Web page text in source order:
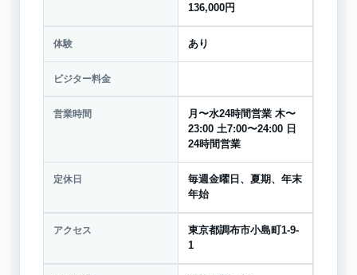
136,000円
体験 あり
ビジター料金
営業時間
月〜水24時間営業 木〜
23:00 土7:00〜24:00 日
24時間営業
定休日
毎週金曜日、夏期、年末
年始
アクセス
東京都調布市小島町1-9-
1